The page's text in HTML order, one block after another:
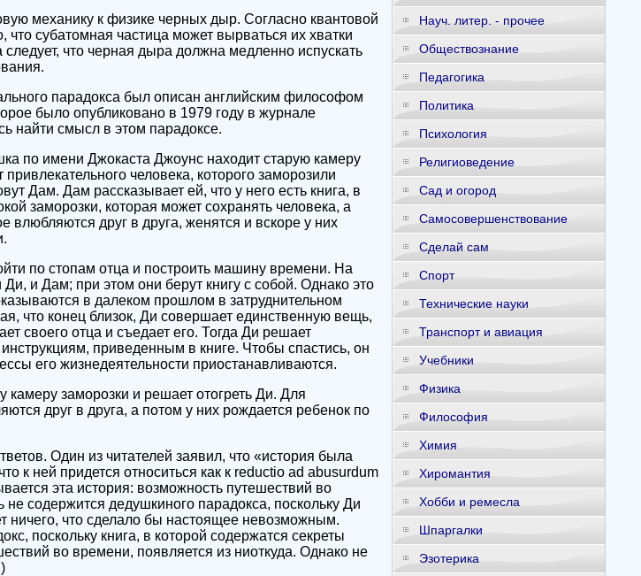
механику к физике черных дыр. Согласно квантовой
что субатомная частица может вырваться их хватки
что черная дыра должна медленно испускать
парадокса был описан английским философом
было опубликовано в 1979 году в журнале
найти смысл в этом парадоксе.
по имени Джокаста Джоунс находит старую камеру
человека, которого заморозили
Дам. Дам рассказывает ей, что у него есть книга, в
заморозки, которая может сохранять человека, а
влюбляются друг в друга, женятся и вскоре у них
по стопам отца и построить машину времени. На
и Дам; при этом они берут книгу с собой. Однако это
в далеком прошлом в затруднительном
что конец близок, Ди совершает единственную вещь,
своего отца и съедает его. Тогда Ди решает
приведенным в книге. Чтобы спастись, он
его жизнедеятельности приостанавливаются.
камеру заморозки и решает отогреть Ди. Для
друг в друга, а потом у них рождается ребенок по
Один из читателей заявил, что «история была
к ней придется относиться как к reductio ad abusurdum
эта история: возможность путешествий во
содержится дедушкиного парадокса, поскольку Ди
ничего, что сделало бы настоящее невозможным.
поскольку книга, в которой содержатся секреты
во времени, появляется из ниоткуда. Однако не
Науч. литер. - прочее
Обществознание
Педагогика
Политика
Психология
Религиоведение
Сад и огород
Самосовершенствование
Сделай сам
Спорт
Технические науки
Транспорт и авиация
Учебники
Физика
Философия
Химия
Хиромантия
Хобби и ремесла
Шпаргалки
Эзотерика